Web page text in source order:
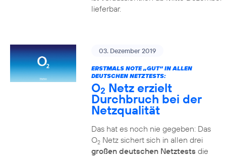
lieferbar.
03. Dezember 2019
ERSTMALS NOTE „GUT“ IN ALLEN
DEUTSCHEN NETZTESTS:
O2 Netz erzielt
Durchbruch bei der
Netzqualität
Das hat es noch nie gegeben: Das
O2Netz sichert sich in allen drei
großen deutschen Netztests die